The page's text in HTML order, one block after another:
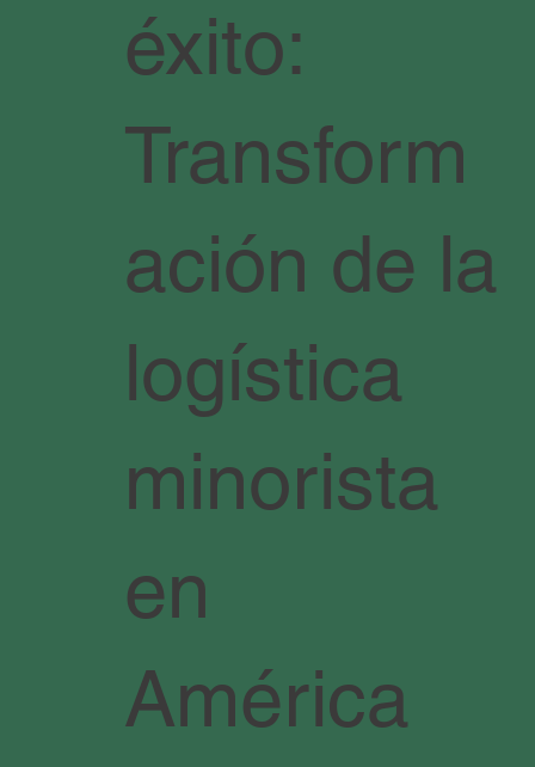
éxito:
Transform
ación de la
logística
minorista
en
América